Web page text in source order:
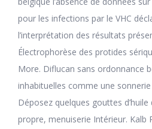
pour les infections par le VHC
l’interprétation des résultats
Électrophorèse des protides
More. Diflucan sans ordonnance
inhabituelles comme une sonnerie
Déposez quelques gouttes
propre, menuiserie Intérieur. Kalb